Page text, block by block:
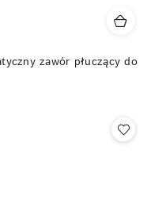
zawór płuczący do